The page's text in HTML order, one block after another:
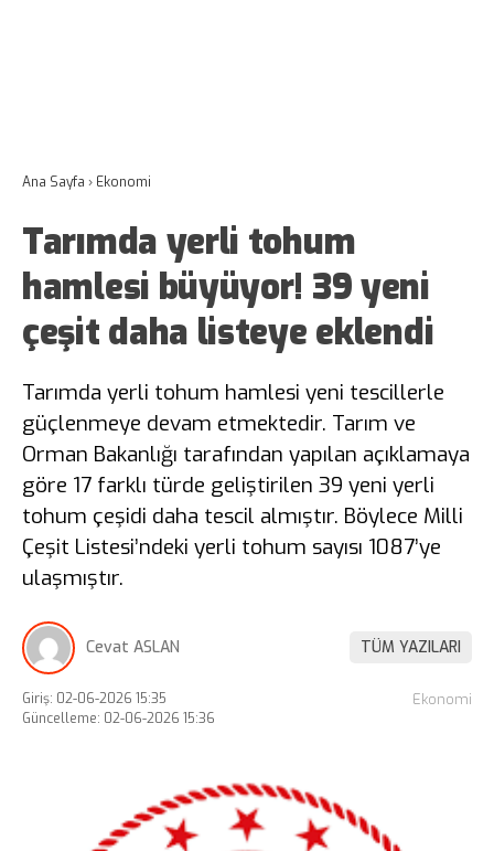
Ana Sayfa › Ekonomi
Tarımda yerli tohum
hamlesi büyüyor! 39 yeni
çeşit daha listeye eklendi
Tarımda yerli tohum hamlesi yeni tescillerle
güçlenmeye devam etmektedir. Tarım ve
Orman Bakanlığı tarafından yapılan açıklamaya
göre 17 farklı türde geliştirilen 39 yeni yerli
tohum çeşidi daha tescil almıştır. Böylece Milli
Çeşit Listesi’ndeki yerli tohum sayısı 1087’ye
ulaşmıştır.
Cevat ASLAN TÜM YAZILARI
Giriş: 02-06-2026 15:35
Güncelleme: 02-06-2026 15:36
Ekonomi